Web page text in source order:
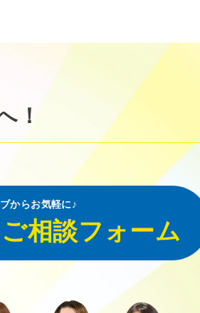
！
からお気軽に♪
相談フォーム